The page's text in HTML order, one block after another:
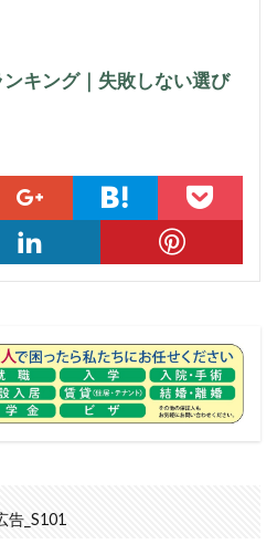
キング｜失敗しない選び
告_S101